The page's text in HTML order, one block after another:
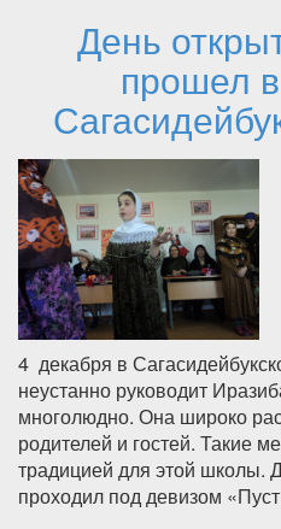
День
прошел
4 декабря в
неустанно руководит
многолюдно. Она широко
родителей и гостей. Такие
традицией для этой школы.
проходил под девизом